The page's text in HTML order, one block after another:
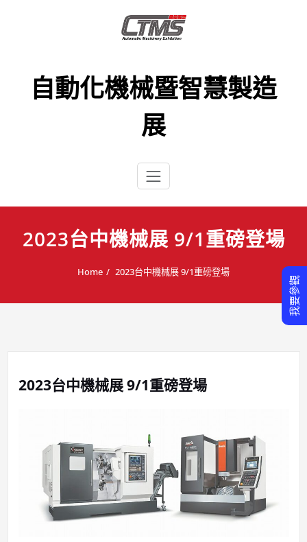
自動化機械暨智慧製造
展
2023台中機械展 9/1重磅登場
Home 2023台中機械展 9/1重磅登場
2023台中機械展 9/1重磅登場
我要參觀